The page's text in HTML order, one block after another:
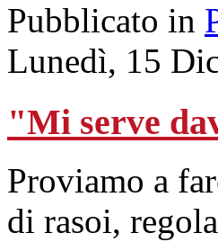
Pubblicato in
Lunedì, 15
"Mi serve
Proviamo a
di rasoi,